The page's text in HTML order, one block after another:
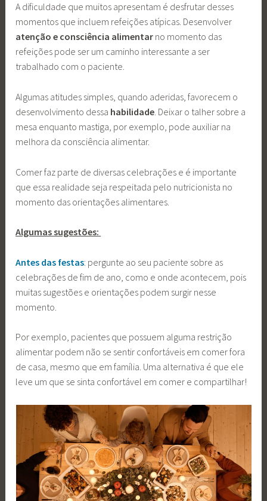
A dificuldade que muitos apresentam é desfrutar desses
momentos que incluem refeições atípicas. Desenvolver
atenção e consciência alimentar no momento das
refeições pode ser um caminho interessante a ser
trabalhado com o paciente.
Algumas atitudes simples, quando aderidas, favorecem o
desenvolvimento dessa habilidade. Deixar o talher sobre a
mesa enquanto mastiga, por exemplo, pode auxiliar na
melhora da consciência alimentar.
Comer faz parte de diversas celebrações e é importante
que essa realidade seja respeitada pelo nutricionista no
momento das orientações alimentares.
Algumas sugestões:
Antes das festas: pergunte ao seu paciente sobre as
celebrações de fim de ano, como e onde acontecem, pois
muitas sugestões e orientações podem surgir nesse
momento.
Por exemplo, pacientes que possuem alguma restrição
alimentar podem não se sentir confortáveis em comer fora
de casa, mesmo que em família. Uma alternativa é que ele
leve um que se sinta confortável em comer e compartilhar!